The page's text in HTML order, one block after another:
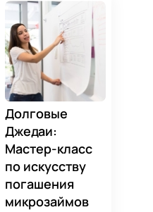
Долговые
Джедаи:
Мастер-класс
по искусству
погашения
микрозаймов